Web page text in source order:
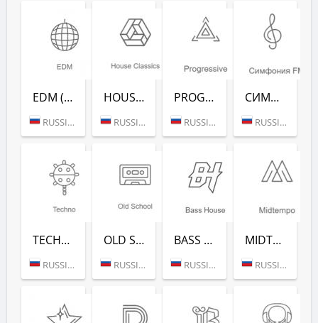
EDM (РАДИО РЕКОРД)
RUSSIA (MOSCOW)
HOUSE CLASSICS (РАДИО РЕКОРД)
RUSSIA (MOSCOW)
PROGRESSIVE (РАДИО РЕКОРД)
RUSSIA (MOSCOW)
СИМФОНИЯ FM (РАДИО РЕКОРД)
RUSSIA (MOSCOW)
TECHNO (РАДИО РЕКОРД)
RUSSIA (MOSCOW)
OLD SCHOOL (РАДИО РЕКОРД)
RUSSIA (MOSCOW)
BASS HOUSE (РАДИО РЕКОРД)
RUSSIA (MOSCOW)
MIDTEMPO (РАДИО РЕКОРД)
RUSSIA (MOSCOW)